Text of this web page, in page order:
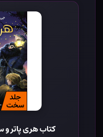
کتاب هری پاتر